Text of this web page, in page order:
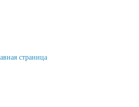
страница